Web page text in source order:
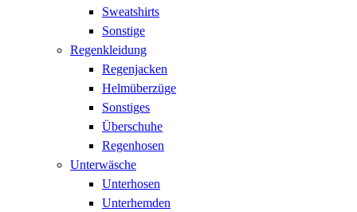
Sweatshirts
Sonstige
Regenkleidung
Regenjacken
Helmüberzüge
Sonstiges
Überschuhe
Regenhosen
Unterwäsche
Unterhosen
Unterhemden